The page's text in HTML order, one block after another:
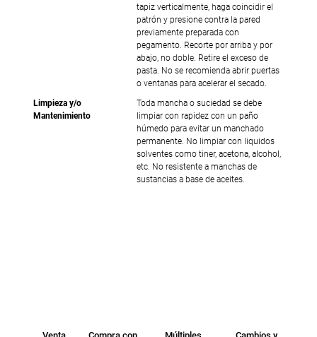
tapiz verticalmente, haga coincidir el
patrón y presione contra la pared
previamente preparada con
pegamento. Recorte por arriba y por
abajo, no doble. Retire el exceso de
pasta. No se recomienda abrir puertas
o ventanas para acelerar el secado.
Limpieza y/o
Mantenimiento
Toda mancha o suciedad se debe
limpiar con rapidez con un paño
húmedo para evitar un manchado
permanente. No limpiar con liquidos
solventes como tiner, acetona, alcohol,
etc. No resistente a manchas de
sustancias a base de aceites.